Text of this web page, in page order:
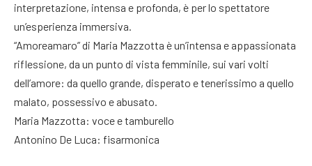
interpretazione, intensa e profonda, è per lo spettatore
un’esperienza immersiva.
“Amoreamaro” di Maria Mazzotta è un’intensa e appassionata
riflessione, da un punto di vista femminile, sui vari volti
dell’amore: da quello grande, disperato e tenerissimo a quello
malato, possessivo e abusato.
Maria Mazzotta: voce e tamburello
Antonino De Luca: fisarmonica